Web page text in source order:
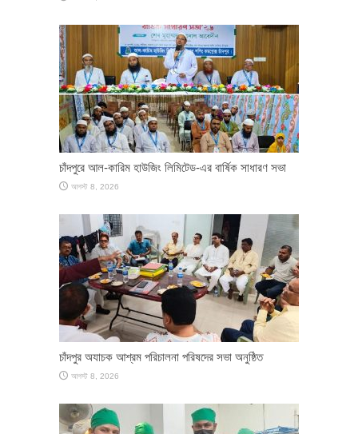
চাঁদপুরে আল-কারিম হাউজিং লিমিটেড-এর বার্ষিক সাধারণ সভা
আগস্ট 8, 2026
চাঁদপুর অযাচক আশ্রম পরিচালনা পরিষদের সভা অনুষ্ঠিত
আগস্ট 8, 2026